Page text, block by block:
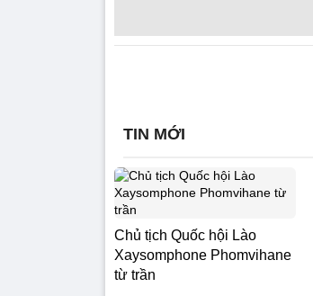
TIN MỚI
Chủ tịch Quốc hội Lào
Xaysomphone Phomvihane
từ trần